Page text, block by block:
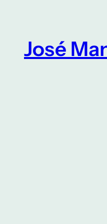
conteúdoJosé